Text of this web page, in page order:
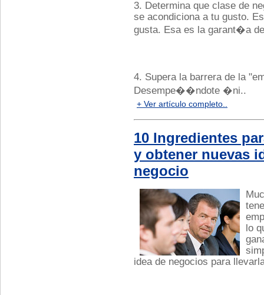
3. Determina que clase de
se acondiciona a tu gusto.
gusta. Esa es la garant�a
4. Supera la barrera de la
Desempe��ndote �ni..
+ Ver artículo completo..
10 Ingredientes
y obtener nuevas
negocio
lo
idea de negocios para